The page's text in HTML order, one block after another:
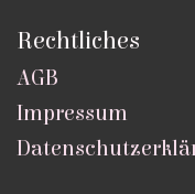
Rechtliches
AGB
Impressum